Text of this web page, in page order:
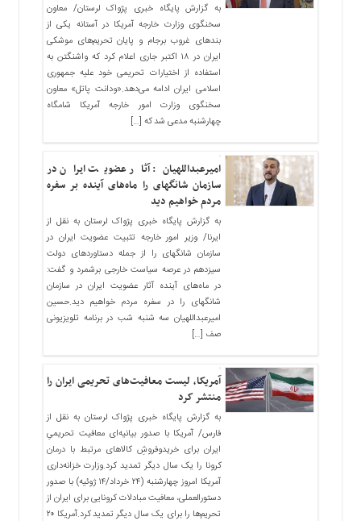
به گزارش پایگاه خبری پژواک لرستان/ معاون
سخنگوی وزارت خارجه آمریکا در آستانه یکی از
بندهای غروب برجام و پایان تحریم‌های موشکی
ایران در ۱۸ اکتبر جاری اعلام کرد که واشنگتن به
استفاده از اختیارات تحریمی خود علیه جمهوری
اسلامی ایران ادامه می‌دهد.«ودانت پاتل» معاون
سخنگوی وزارت امور خارجه آمریکا شامگاه
چهارشنبه مدعی شد که […]
امیرعبداللهیان: آثار عضویت ایران در
سازمان شانگهای را ماه‌های آینده بر سفره
مردم خواهیم دید
به گزارش پایگاه خبری پژواک لرستان به نقل از
ایرنا/ وزیر امور خارجه تثبیت عضویت ایران در
سازمان شانگهای را از جمله دستاوردهای دولت
سیزدهم در عرصه سیاست خارجی برشمرد و گفت:
در ماه‌های آینده آثار عضویت ایران در سازمان
شانگهای را در سفره مردم خواهیم دید.حسین
امیرعبداللهیان سه شنبه شب در برنامه تلویزیونی
صف […]
آمریکا، لیست معافیت‌های تحریمی ایران را
منتشر کرد
به گزارش پایگاه خبری پژواک لرستان به نقل از
فارس/ آمریکا با صدور بیانیه‌ای معافیت تحریمیِ
ایران برای خریدوفروشِ کالاهای مرتبط با درمان
کرونا را یک سال دیگر تمدید کرد.وزارت خزانه‌داری
آمریکا امروز چهارشنبه (۲۴ خرداد/۱۴ ژوئیه) با صدور
دستورالعملی، معافیت مبادلات کرونایی برای ایران از
تحریم‌ها را برای یک سال دیگر تمدید کرد.آمریکا ۲۰